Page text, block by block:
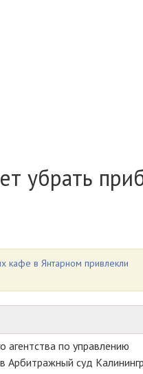
убрать
кафе в Янтарном привлекли
агентства по управлению
Арбитражный суд